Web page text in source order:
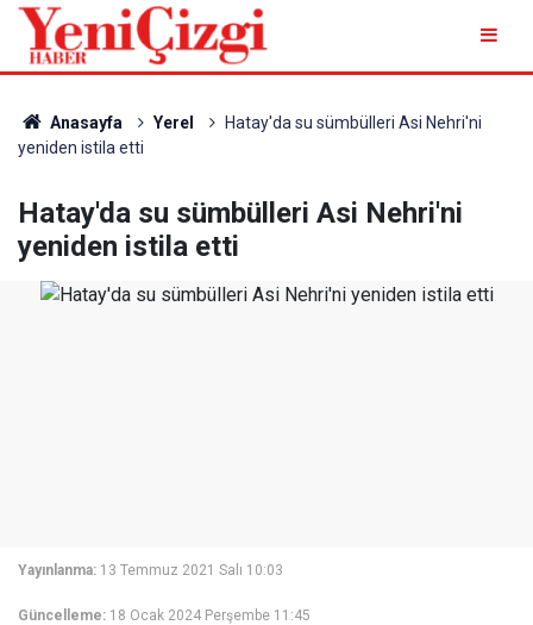
Anasayfa Yerel
Hatay'da su sümbülleri Asi Nehri'ni
yeniden istila etti
Hatay'da su sümbülleri Asi Nehri'ni
yeniden istila etti
Yayınlanma: 13 Temmuz 2021 Salı 10:03
Güncelleme: 18 Ocak 2024 Perşembe 11:45